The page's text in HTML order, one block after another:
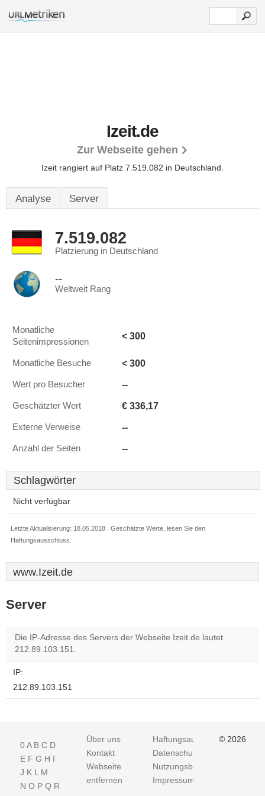
Izeit.de
Zur Webseite gehen
Izeit rangiert auf Platz 7.519.082 in Deutschland.
Analyse Server
7.519.082
Platzierung in Deutschland
--
Weltweit Rang
Monatliche
Seitenimpressionen
< 300
Monatliche Besuche < 300
Wert pro Besucher --
Geschätzter Wert € 336,17
Externe Verweise --
Anzahl der Seiten --
Schlagwörter
Nicht verfügbar
Letzte Aktualisierung: 18.05.2018 . Geschätzte Werte, lesen Sie den
Haftungsausschluss.
www.Izeit.de
Server
Die IP-Adresse des Servers der Webseite Izeit.de lautet
212.89.103.151.
IP:
212.89.103.151
0A B C D
E F G H I
J K L M
N O P Q R
Über uns
Kontakt
Webseite
entfernen
Haftungsausschluss
Datenschutz
Nutzungsbedingungen
Impressum
© 2026